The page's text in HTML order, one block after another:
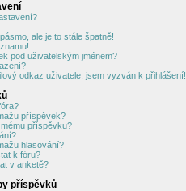
ale je to stále špatně!
pod uživatelským jménem?
odkaz uživatele, jsem vyzván k přihlášení!
příspěvek?
příspěvku?
hlasování?
k fóru?
v anketě?
příspěvků